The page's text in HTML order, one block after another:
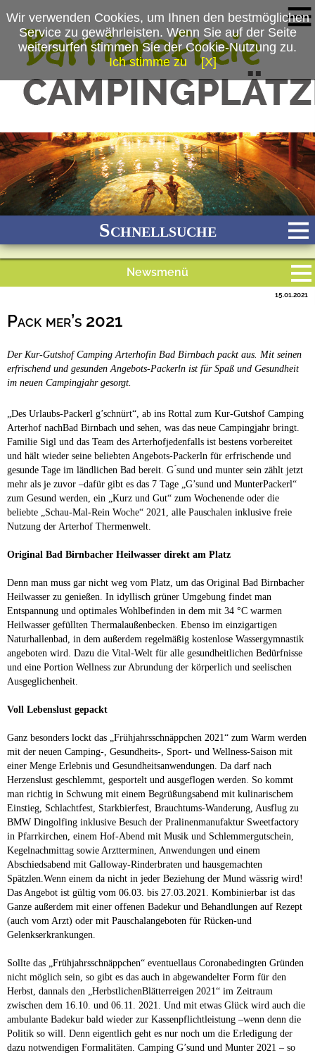
(c) Kur-Gutshof Camping ArterhofSchnellsuche
Ganzjährig geöffnet
Newsmenü
Campingplätze
Camping & Caravan
Pack mer’s 2021
15.01.2021
Der Kur-Gutshof Camping Arterhofin Bad Birnbach packt aus. Mit seinen
erfrischend und gesunden Angebots-Packerln ist für Spaß und Gesundheit
im neuen Campingjahr gesorgt.
„Des Urlaubs-Packerl g’schnürt“, ab ins Rottal zum Kur-Gutshof Camping
Arterhof nachBad Birnbach und sehen, was das neue Campingjahr bringt.
Familie Sigl und das Team des Arterhofjedenfalls ist bestens vorbereitet
und hält wieder seine beliebten Angebots-Packerln für erfrischende und
gesunde Tage im ländlichen Bad bereit. G ́sund und munter sein zählt jetzt
mehr als je zuvor –dafür gibt es das 7 Tage „G’sund und MunterPackerl“
zum Gesund werden, ein „Kurz und Gut“ zum Wochenende oder die
beliebte „Schau-Mal-Rein Woche“ 2021, alle Pauschalen inklusive freie
Nutzung der Arterhof Thermenwelt.
Original Bad Birnbacher Heilwasser direkt am Platz
Denn man muss gar nicht weg vom Platz, um das Original Bad Birnbacher
Heilwasser zu genießen. In idyllisch grüner Umgebung findet man
Entspannung und optimales Wohlbefinden in dem mit 34 °C warmen
Heilwasser gefüllten Thermalaußenbecken. Ebenso im einzigartigen
Naturhallenbad, in dem außerdem regelmäßig kostenlose Wassergymnastik
angeboten wird. Dazu die Vital-Welt für alle gesundheitlichen Bedürfnisse
und eine Portion Wellness zur Abrundung der körperlich und seelischen
Ausgeglichenheit.
Voll Lebenslust gepackt
Ganz besonders lockt das „Frühjahrsschnäppchen 2021“ zum Warm werden
mit der neuen Camping-, Gesundheits-, Sport- und Wellness-Saison mit
einer Menge Erlebnis und Gesundheitsanwendungen. Da darf nach
Herzenslust geschlemmt, gesportelt und ausgeflogen werden. So kommt
man richtig in Schwung mit einem Begrüßungsabend mit kulinarischem
Einstieg, Schlachtfest, Starkbierfest, Brauchtums-Wanderung, Ausflug zu
BMW Dingolfing inklusive Besuch der Pralinenmanufaktur Sweetfactory
in Pfarrkirchen, einem Hof-Abend mit Musik und Schlemmergutschein,
Kegelnachmittag sowie Arztterminen, Anwendungen und einem
Abschiedsabend mit Galloway-Rinderbraten und hausgemachten
Spätzlen.Wenn einem da nicht in jeder Beziehung der Mund wässrig wird!
Das Angebot ist gültig vom 06.03. bis 27.03.2021. Kombinierbar ist das
Ganze außerdem mit einer offenen Badekur und Behandlungen auf Rezept
(auch vom Arzt) oder mit Pauschalangeboten für Rücken-und
Gelenkserkrankungen.
Sollte das „Frühjahrsschnäppchen“ eventuellaus Coronabedingten Gründen
nicht möglich sein, so gibt es das auch in abgewandelter Form für den
Herbst, dannals den „HerbstlichenBlätterreigen 2021“ im Zeitraum
zwischen dem 16.10. und 06.11. 2021. Und mit etwas Glück wird auch die
ambulante Badekur bald wieder zur Kassenpflichtleistung –wenn denn die
Politik so will. Denn eigentlich geht es nur noch um die Erledigung der
dazu notwendigen Formalitäten. Camping G’sund und Munter 2021 – so
Wir verwenden Cookies, um Ihnen den bestmöglichen
Service zu gewährleisten. Wenn Sie auf der Seite
weitersurfen stimmen Sie der Cookie-Nutzung zu.
Ich stimme zu
[X]